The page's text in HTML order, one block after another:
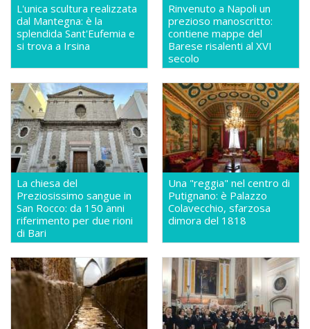
L'unica scultura realizzata
dal Mantegna: è la
splendida Sant'Eufemia e
si trova a Irsina
Rinvenuto a Napoli un
prezioso manoscritto:
contiene mappe del
Barese risalenti al XVI
secolo
La chiesa del
Preziosissimo sangue in
San Rocco: da 150 anni
riferimento per due rioni
di Bari
Una "reggia" nel centro di
Putignano: è Palazzo
Colavecchio, sfarzosa
dimora del 1818